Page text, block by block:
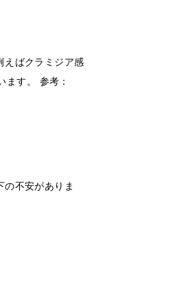
えばクラミジア感
す。 参考：
不安がありま